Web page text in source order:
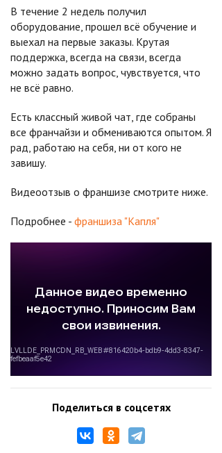
В течение 2 недель получил
оборудование, прошел всё обучение и
выехал на первые заказы. Крутая
поддержка, всегда на связи, всегда
можно задать вопрос, чувствуется, что
не всё равно.
Есть классный живой чат, где собраны
все франчайзи и обмениваются опытом. Я
рад, работаю на себя, ни от кого не
завишу.
Видеоотзыв о франшизе смотрите ниже.
Подробнее - франшиза "Капля"
Поделиться в соцсетях